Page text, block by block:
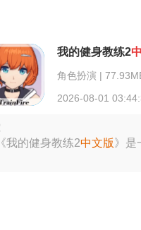
我的健身教练2
角色扮演 |
2026-08-01
《我的健身教练2中文版》是一款专门为健身爱好者打造的应用程序。它凭借个性化的训练规划以及专业的健